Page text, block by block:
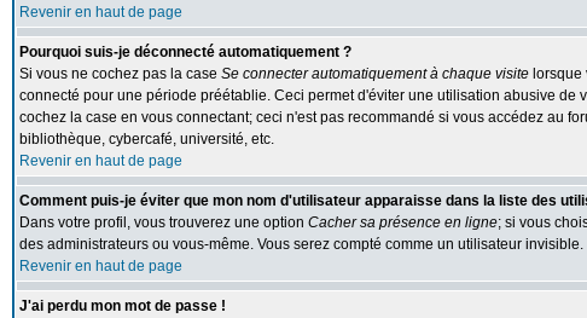
Revenir en haut de page
Pourquoi suis-je déconnecté automatiquement ?
Si vous ne cochez pas la case Se connecter automatiquement à chaque visite
connecté pour une période préétablie. Ceci permet d'éviter une utilisation abusive de
cochez la case en vous connectant; ceci n'est pas recommandé si vous accédez au
bibliothèque, cybercafé, université, etc.
Revenir en haut de page
Comment puis-je éviter que mon nom d'utilisateur apparaisse dans la liste des
Dans votre profil, vous trouverez une option Cacher sa présence en ligne; si vous
des administrateurs ou vous-même. Vous serez compté comme un utilisateur invisible.
Revenir en haut de page
J'ai perdu mon mot de passe !